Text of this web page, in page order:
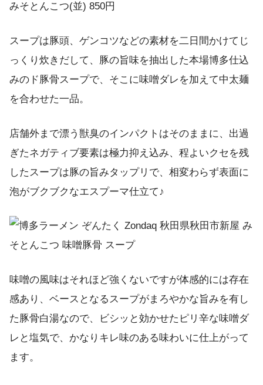
みそとんこつ(並) 850円
スープは豚頭、ゲンコツなどの素材を二日間かけてじ
っくり炊きだして、豚の旨味を抽出した本場博多仕込
みのド豚骨スープで、そこに味噌ダレを加えて中太麺
を合わせた一品。
店舗外まで漂う獣臭のインパクトはそのままに、出過
ぎたネガティブ要素は極力抑え込み、程よいクセを残
したスープは豚の旨みタップリで、相変わらず表面に
泡がブクブクなエスプーマ仕立て♪
味噌の風味はそれほど強くないですが体感的には存在
感あり、ベースとなるスープがまろやかな旨みを有し
た豚骨白湯なので、ビシッと効かせたピリ辛な味噌ダ
レと塩気で、かなりキレ味のある味わいに仕上がって
ます。